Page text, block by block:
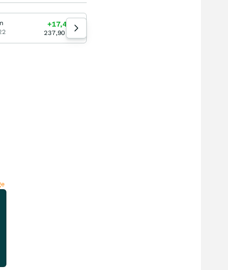
+17,46 %
237,90 EUR